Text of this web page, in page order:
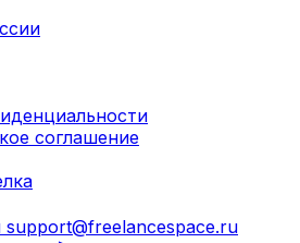
соглашение
support@freelancespace.ru